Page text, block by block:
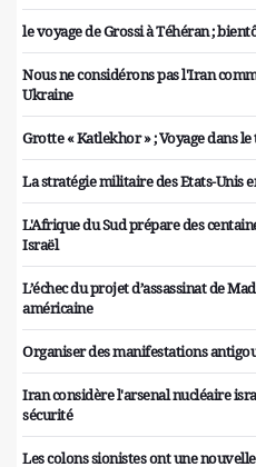
le voyage de Grossi à Téhéran ;
Nous ne considérons pas l'Iran
Ukraine
Grotte « Katlekhor » ; Voyage dans le
La stratégie militaire des Etats-Unis
L'Afrique du Sud prépare des
Israël
L’échec du projet d’assassinat de
américaine
Organiser des manifestations
Iran considère l'arsenal nucléaire
sécurité
Les colons sionistes ont une